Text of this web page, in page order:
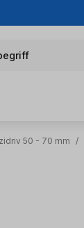
50 - 70 mm /